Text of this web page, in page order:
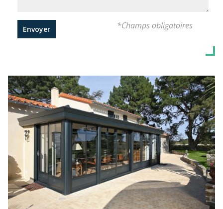
Envoyer *Champs obligatoires